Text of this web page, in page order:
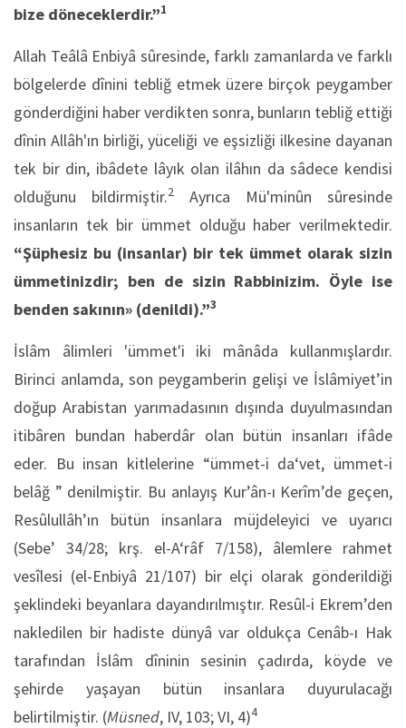
bize döneceklerdir.”1
Allah Teâlâ Enbiyâ sûresinde, farklı zamanlarda ve farklı
bölgelerde dînini tebliğ etmek üzere birçok peygamber
gönderdiğini haber verdikten sonra, bunların tebliğ ettiği
dînin Allâh'ın birliği, yüceliği ve eşsizliği ilkesine dayanan
tek bir din, ibâdete lâyık olan ilâhın da sâdece kendisi
olduğunu bildirmiştir.2
Ayrıca Mü'minûn sûresinde
insanların tek bir ümmet olduğu haber verilmektedir.
“Şüphesiz bu (insanlar) bir tek ümmet olarak sizin
ümmetinizdir; ben de sizin Rabbinizim. Öyle ise
benden sakının» (denildi).”3
İslâm âlimleri 'ümmet'i iki mânâda kullanmışlardır.
Birinci anlamda, son peygamberin gelişi ve İslâmiyet’in
doğup Arabistan yarımadasının dışında duyulmasından
itibâren bundan haberdâr olan bütün insanları ifâde
eder. Bu insan kitlelerine “ümmet-i da‘vet, ümmet-i
belâğ ” denilmiştir. Bu anlayış Kur’ân-ı Kerîm’de geçen,
Resûlullâh’ın bütün insanlara müjdeleyici ve uyarıcı
(Sebe’ 34/28; krş. el-A‘râf 7/158), âlemlere rahmet
vesîlesi (el-Enbiyâ 21/107) bir elçi olarak gönderildiği
şeklindeki beyanlara dayandırılmıştır. Resûl-i Ekrem’den
nakledilen bir hadiste dünyâ var oldukça Cenâb-ı Hak
tarafından İslâm dîninin sesinin çadırda, köyde ve
şehirde yaşayan bütün insanlara duyurulacağı
belirtilmiştir. (Müsned, IV, 103; VI, 4)4